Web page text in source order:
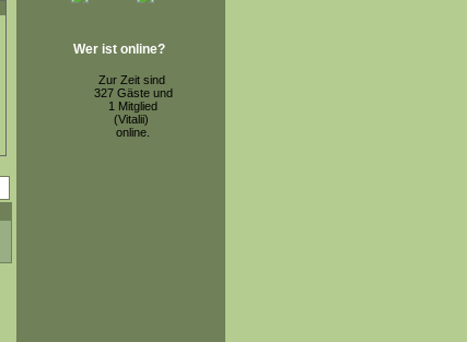
Wer ist online?
Zur Zeit sind
327 Gäste und
1 Mitglied
(Vitalii)
online.